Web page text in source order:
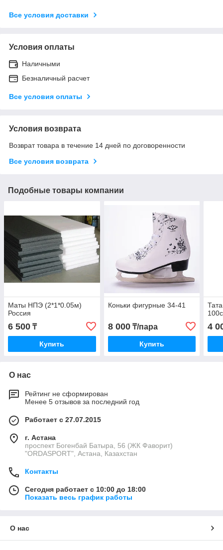
Все условия доставки
Условия оплаты
Наличными
Безналичный расчет
Все условия оплаты
Условия возврата
Возврат товара в течение 14 дней по договоренности
Все условия возврата
Подобные товары компании
Маты НПЭ (2*1*0.05м)
Россия
6 500 ₸
Купить
Коньки фигурные 34-41
8 000₸/пара
Купить
4
О нас
Рейтинг не сформирован
Менее 5 отзывов за последний год
Работает с 27.07.2015
г. Астана
проспект Богенбай Батыра, 56 (ЖК Фаворит)
"ORDASPORT", Астана, Казахстан
Контакты
Сегодня работает с 10:00 до 18:00
Показать весь график работы
О нас